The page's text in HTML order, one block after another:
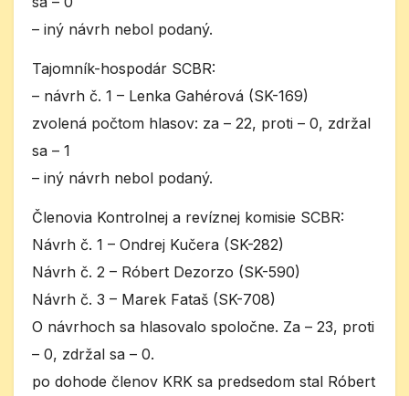
– iný návrh nebol podaný.
Tajomník-hospodár SCBR:
– návrh č. 1 – Lenka Gahérová (SK-169)
zvolená počtom hlasov: za – 22, proti – 0, zdržal
sa – 1
– iný návrh nebol podaný.
Členovia Kontrolnej a revíznej komisie SCBR:
Návrh č. 1 – Ondrej Kučera (SK-282)
Návrh č. 2 – Róbert Dezorzo (SK-590)
Návrh č. 3 – Marek Fataš (SK-708)
O návrhoch sa hlasovalo spoločne. Za – 23, proti
– 0, zdržal sa – 0.
po dohode členov KRK sa predsedom stal Róbert